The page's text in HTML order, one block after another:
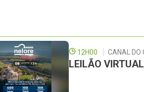
12H00 CANAL DO
LEILÃO